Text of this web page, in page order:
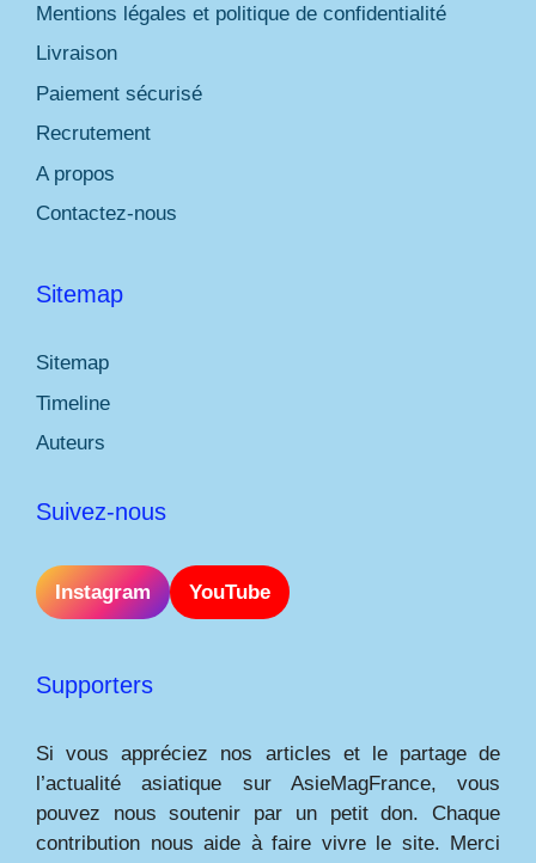
Mentions légales et politique de confidentialité
Livraison
Paiement sécurisé
Recrutement
A propos
Contactez-nous
Sitemap
Sitemap
Timeline
Auteurs
Suivez-nous
Instagram YouTube
Supporters
Si vous appréciez nos articles et le partage de
l’actualité asiatique sur AsieMagFrance, vous
pouvez nous soutenir par un petit don. Chaque
contribution nous aide à faire vivre le site. Merci